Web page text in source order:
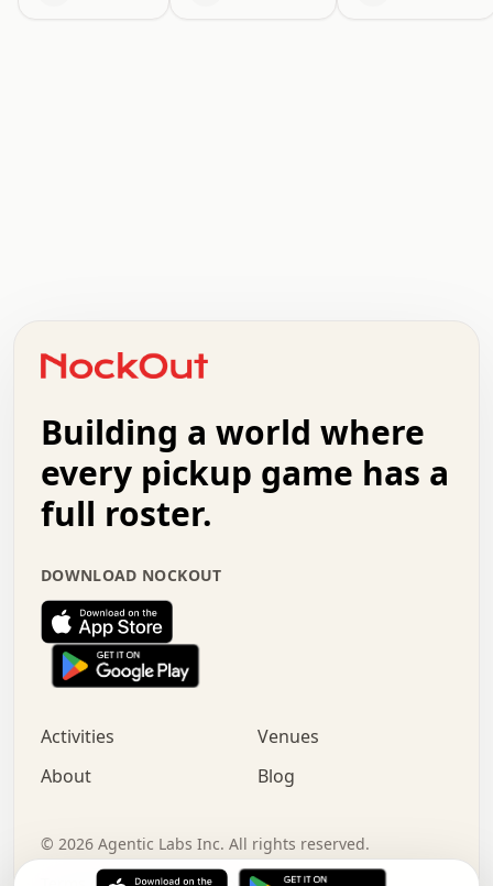
+   .   .   .   .   .   .   .   .   .   +   .   .
.   .   .   .   .   .   .   .   .   .   .   :   .
.   .   .   .   +   .   .   .   .   .   .   .   +
.   :   .   .   .   .   .   .   .   .   o   .   .
.   .   x   .   .   .   .   .   .   :   .   .   o
.   .   .   .   :   .   .   .   .   o   .   .   .
.   .   .   .   .   .   .   :   .   .   .   .   .
.   .   .   .   .   .   .   +   .   .   x   .   .
.   .   .   .   .   :   +   .   .   .   .   .   o
.   .   .   .   .   .   .   .   .   .   .   .   .
.   .   :   o   .   .   .   .   .   .   .   +   .
.   o   .   .   .   .   x   .   .   .   .   .   .
+   .   o   .   .   .   .   o   .   .   .   .
.   +   .   .   .   .   .   .   .   .   :   .   x
.   .   .   .   .   .   .   .   .   .   .   .   .   .
Building a world where
every pickup game has a
full roster.
DOWNLOAD NOCKOUT
Activities
Venues
About
Blog
© 2026 Agentic Labs Inc. All rights reserved.